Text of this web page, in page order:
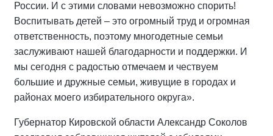
России. И с этими словами невозможно спорить!
Воспитывать детей – это огромный труд и огромная
ответственность, поэтому многодетные семьи
заслуживают нашей благодарности и поддержки. И
мы сегодня с радостью отмечаем и чествуем
большие и дружные семьи, живущие в городах и
районах моего избирательного округа».
Губернатор Кировской области Александр Соколов